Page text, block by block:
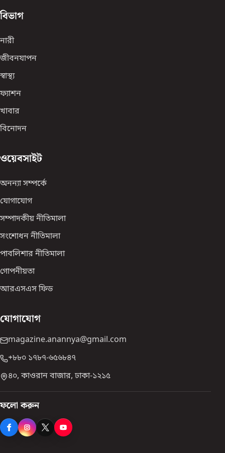
বিভাগ
নারী
জীবনযাপন
স্বাস্থ্য
ফ্যাশন
খাবার
বিনোদন
ওয়েবসাইট
অনন্যা সম্পর্কে
যোগাযোগ
সম্পাদকীয় নীতিমালা
সংশোধন নীতিমালা
পাবলিশার নীতিমালা
গোপনীয়তা
আরএসএস ফিড
যোগাযোগ
magazine.anannya@gmail.com
+৮৮০ ১৭৮৭-৬৫৬৮৪৭
৪০, কাওরান বাজার, ঢাকা-১২১৫
ফলো করুন